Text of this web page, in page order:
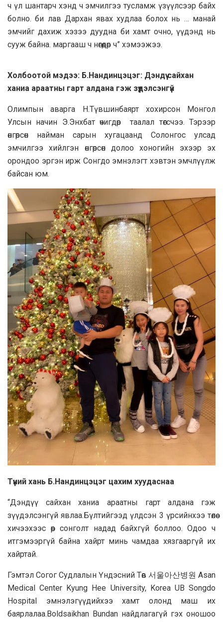
ч үл шантарч хэнд ч эмчилгээ тусламж үзүүлсээр байх
болно. би лав Дархан явах худлаа болох нь … манай
эмчийг дахиж хэзээ дуудна би хамт очно, үүдэнд нь
сууж байна. маргааш ч нөгөөдөр ч” хэмээжээ.
Холбоотой мэдээ: Б.Нандинцэцэг: Дэндүү сайхан
ханиа араатны гарт алдана гэж зүүдэлсэнгүй
Олимпын аварга Н.Түвшинбаярт хохирсон Монгол
Улсын начин Э.Энхбат өчигдөр таалал төгсчээ. Тэрээр
өнгөрсөн найман сарын хугацаанд Солонгос улсад
эмчилгээ хийлгэн өнгөрсөн долоо хоногийн эхээр эх
орондоо эргэн ирж Сонгдо эмнэлэгт хэвтэн эмчлүүлж
байсан юм.
Түүний хань Б.Нандинцэцэг цахим хуудаснаа
“Дэндүү сайхан ханиа араатны гарт алдана гэж
зүүдэлсэнгүй явлаа.Бүлтийгээд үлдсэн 3 үрсийнхээ төлөө
хичээхээс өөр сонголт надад байхгүй боллоо. Одоо ч
итгэмээргүй байна хайрт минь чамдаа хязгааргүй их
хайртай.
Гэмтэл Согог Судлалын Үндэсний Төв 서울아산병원 Asan
Medical Center Kyung Hee University, Korea UB Songdo
Hospital эмнэлэгүүдийхээ хамт олонд маш их
баярлалаа.Boldsaikhan Bundan найдлагагүй гэх оношоо